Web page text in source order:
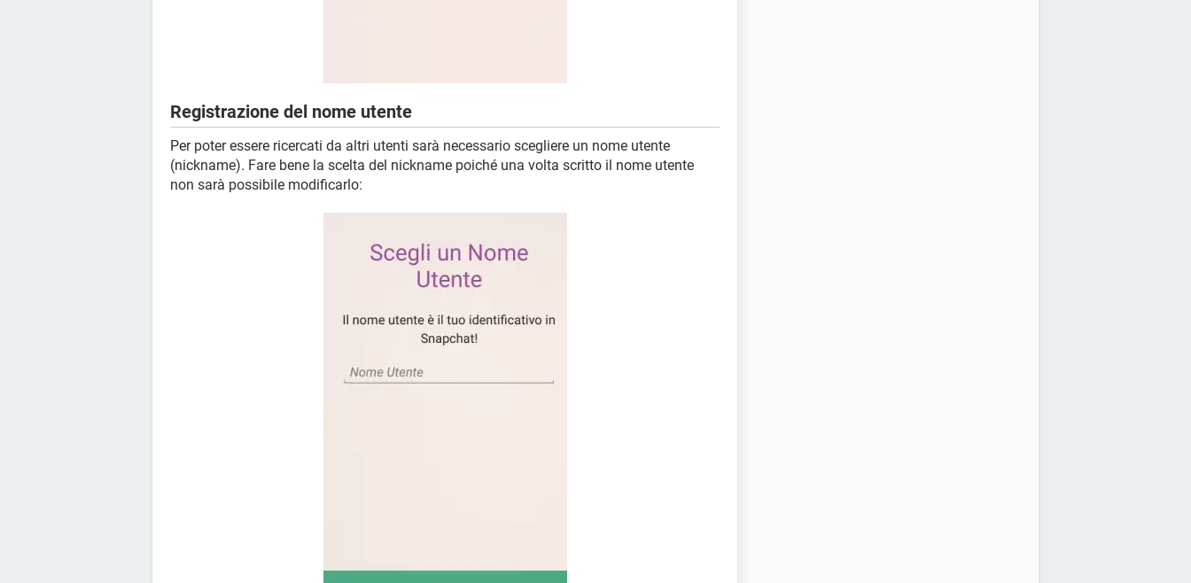
Registrazione del nome utente
Per poter essere ricercati da altri utenti sarà necessario scegliere un nome utente
(nickname). Fare bene la scelta del nickname poiché una volta scritto il nome utente
non sarà possibile modificarlo: